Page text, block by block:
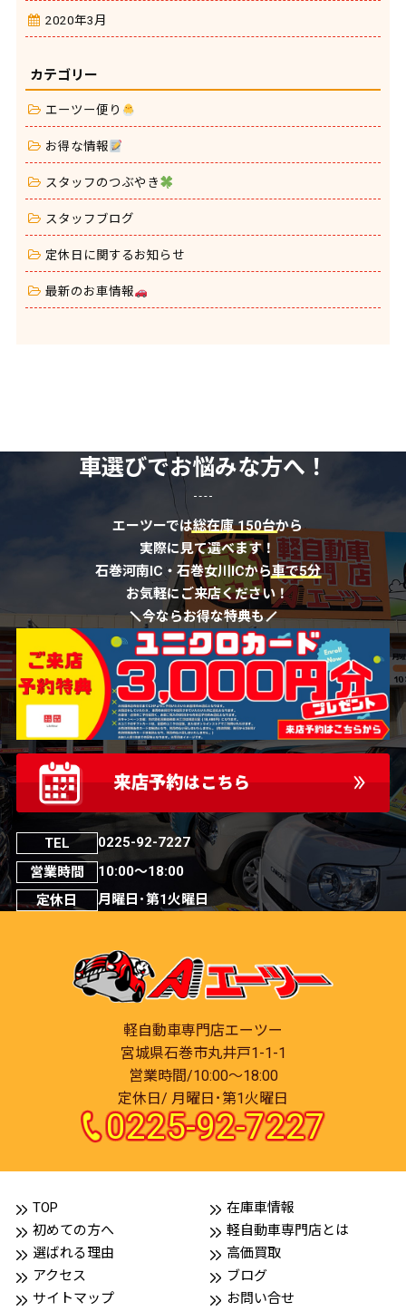
2020年3月
カテゴリー
エーツー便り
お得な情報
スタッフのつぶやき
スタッフブログ
定休日に関するお知らせ
最新のお車情報
車選びでお悩みな方へ！
エーツーでは総在庫 150台から
実際に見て選べます！
石巻河南IC・石巻女川ICから車で5分
お気軽にご来店ください！
今ならお得な特典も
TEL
0225-92-7227
営業時間
10:00～18:00
定休日
月曜日･第1火曜日
軽自動車専門店エーツー
宮城県石巻市丸井戸1-1-1
営業時間/10:00～18:00
定休日/ 月曜日･第1火曜日
0225-92-7227
TOP
在庫車情報
初めての方へ
軽自動車専門店とは
選ばれる理由
高価買取
アクセス
ブログ
サイトマップ
お問い合せ